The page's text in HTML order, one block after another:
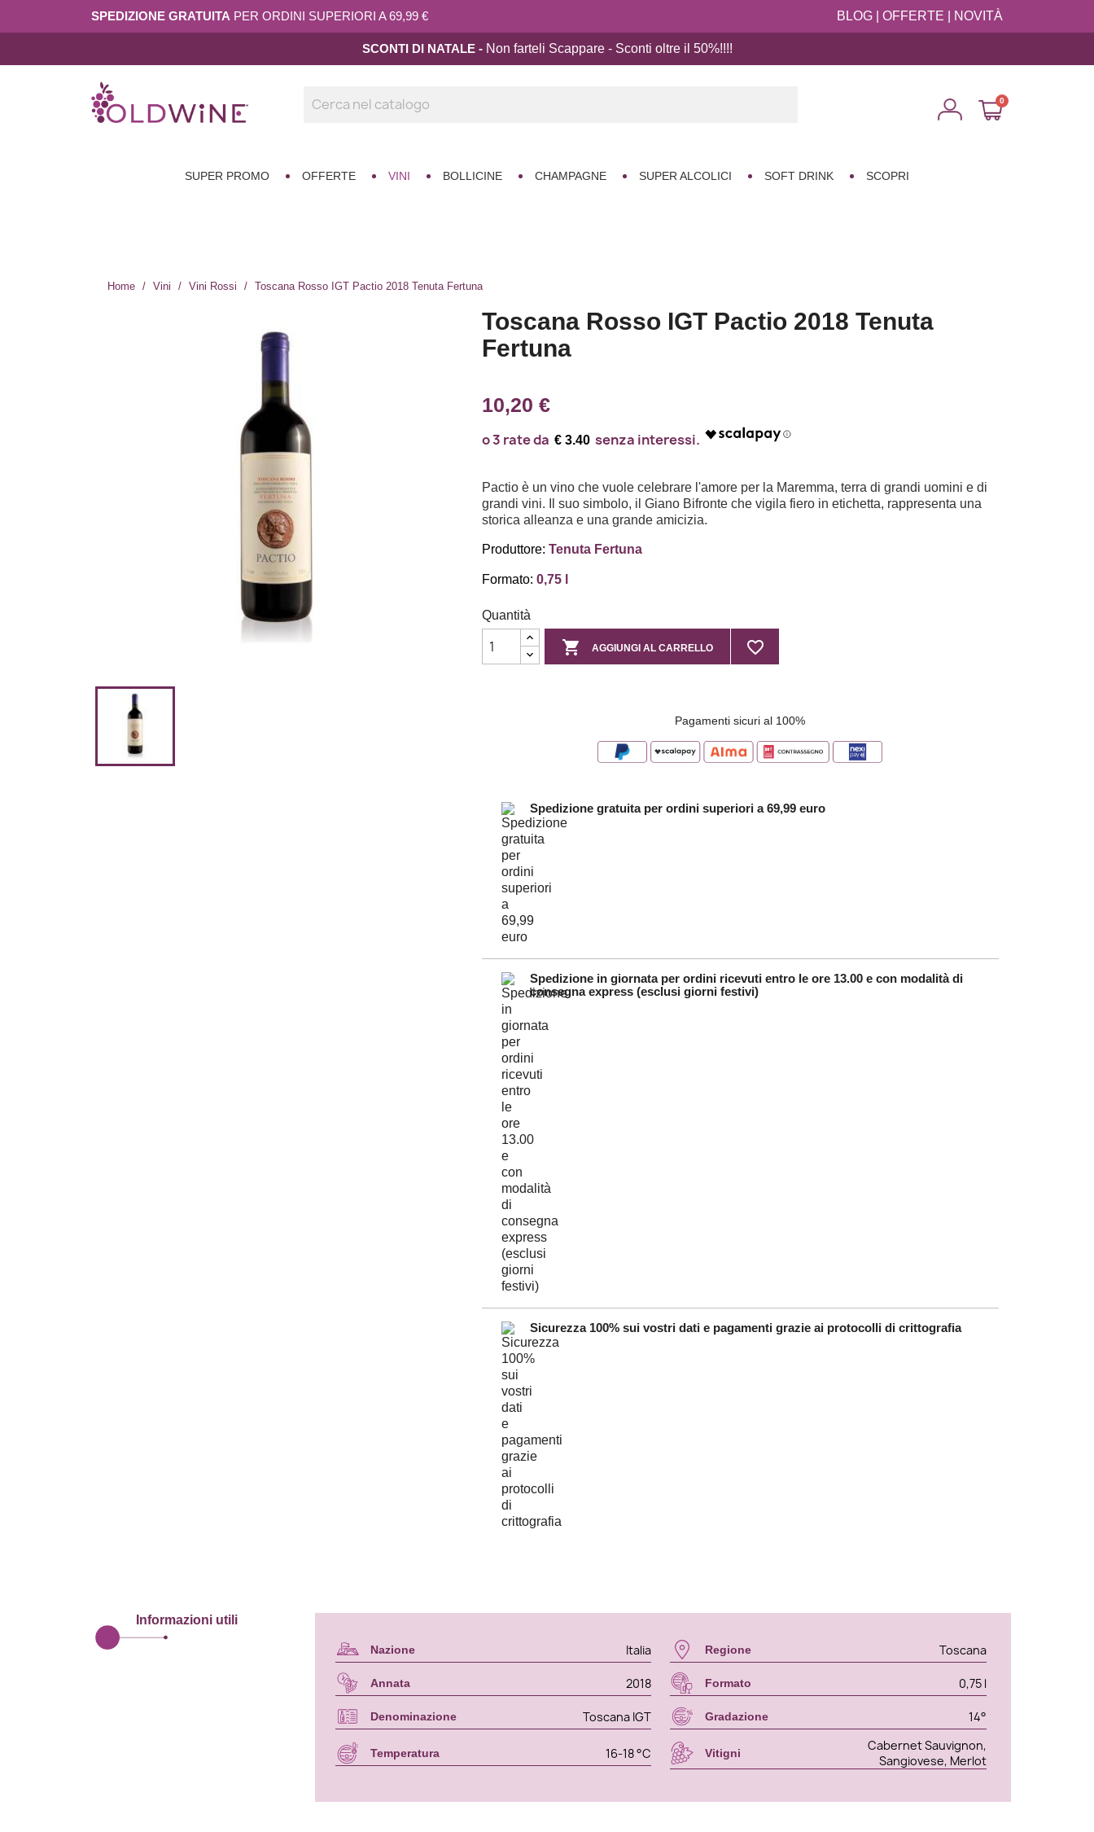
SPEDIZIONE GRATUITA PER ORDINI SUPERIORI A 69,99 € BLOG| OFFERTE NOVITÀ
SCONTI DI NATALE - Non farteli Scappare - Sconti oltre il 50%!!!!
SUPER PROMO OFFERTE VINI BOLLICINE CHAMPAGNE SUPER ALCOLICI SOFT DRINK SCOPRI
Home Vini Vini Rossi Toscana Rosso IGT Pactio 2018 Tenuta Fertuna
Toscana Rosso IGT Pactio 2018 Tenuta
Fertuna
10,20 €
€ 3.40
Pactio è un vino che vuole celebrare l'amore per la Maremma, terra di grandi uomini e di
grandi vini. Il suo simbolo, il Giano Bifronte che vigila fiero in etichetta, rappresenta una
storica alleanza e una grande amicizia.
Produttore: Tenuta Fertuna
Formato: 0,75 l
Quantità
 AGGIUNGI AL CARRELLO favorite_border
Pagamenti sicuri al 100%
Spedizione gratuita per ordini superiori a 69,99 euro
Spedizione in giornata per ordini ricevuti entro le ore 13.00 e con modalità di
consegna express (esclusi giorni festivi)
Sicurezza 100% sui vostri dati e pagamenti grazie ai protocolli di crittografia
Informazioni utili
Nazione Italia Regione Toscana
Annata 2018 Formato 0,75 l
Denominazione Toscana IGT Gradazione 14°
Temperatura 16-18 °C Vitigni
Cabernet Sauvignon,
Sangiovese, Merlot